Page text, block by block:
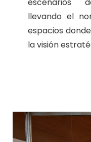
llevando el
espacios
la visión